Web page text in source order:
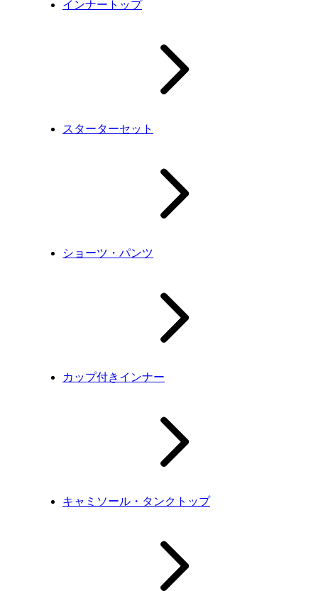
インナートップ
スターターセット
ショーツ・パンツ
カップ付きインナー
キャミソール・タンクトップ